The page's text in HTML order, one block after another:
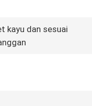
kayu dan sesuai